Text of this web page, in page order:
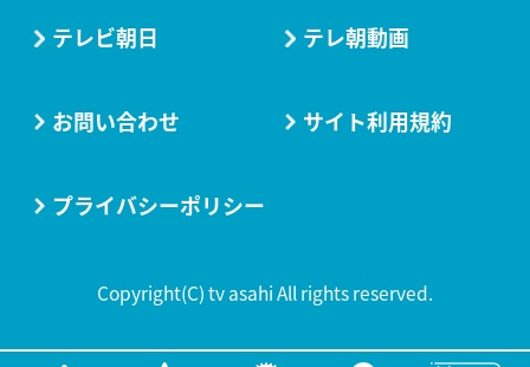
テレビ朝日 テレ朝動画
お問い合わせ サイト利用規約
プライバシーポリシー
Copyright(C) tv asahi All rights reserved.